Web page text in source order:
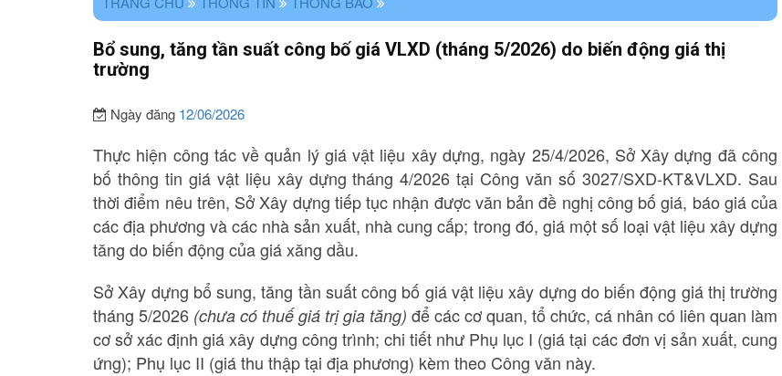
Bổ sung, tăng tần suất công bố giá VLXD (tháng 5/2026) do biến động giá thị
trường
Ngày đăng 12/06/2026
Thực hiện công tác về quản lý giá vật liệu xây dựng, ngày 25/4/2026, Sở Xây dựng đã công
bố thông tin giá vật liệu xây dựng tháng 4/2026 tại Công văn số 3027/SXD-KT&VLXD. Sau
thời điểm nêu trên, Sở Xây dựng tiếp tục nhận được văn bản đề nghị công bố giá, báo giá của
các địa phương và các nhà sản xuất, nhà cung cấp; trong đó, giá một số loại vật liệu xây dựng
tăng do biến động của giá xăng dầu.
Sở Xây dựng bổ sung, tăng tần suất công bố giá vật liệu xây dựng do biến động giá thị trường
tháng 5/2026 (chưa có thuế giá trị gia tăng) để các cơ quan, tổ chức, cá nhân có liên quan làm
cơ sở xác định giá xây dựng công trình; chi tiết như Phụ lục I (giá tại các đơn vị sản xuất, cung
ứng); Phụ lục II (giá thu thập tại địa phương) kèm theo Công văn này.